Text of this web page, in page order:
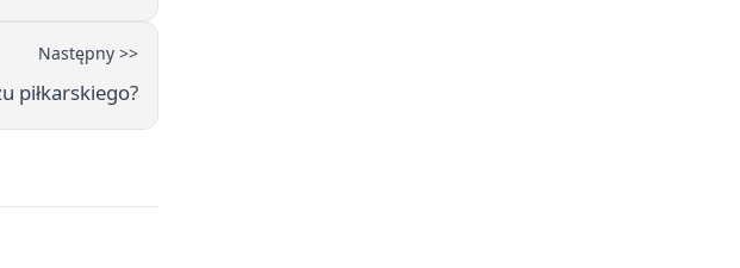
Następny >>
piłkarskiego?